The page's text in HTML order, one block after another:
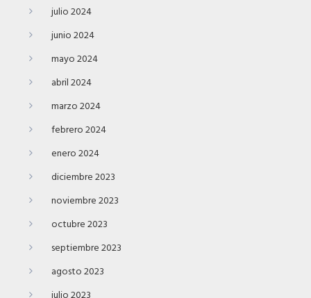
julio 2024
junio 2024
mayo 2024
abril 2024
marzo 2024
febrero 2024
enero 2024
diciembre 2023
noviembre 2023
octubre 2023
septiembre 2023
agosto 2023